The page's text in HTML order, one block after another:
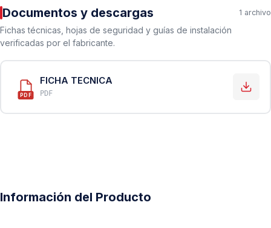
Documentos y descargas 1 archivo
Fichas técnicas, hojas de seguridad y guías de instalación
verificadas por el fabricante.
PDF
FICHA TECNICA
PDF
Información del Producto